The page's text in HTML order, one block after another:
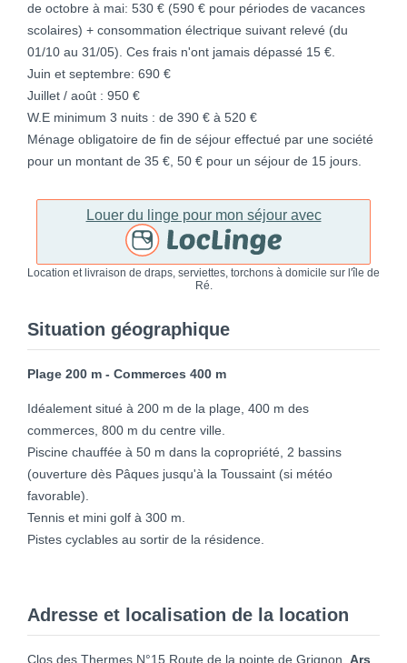
de octobre à mai: 530 € (590 € pour périodes de vacances
scolaires) + consommation électrique suivant relevé (du
01/10 au 31/05). Ces frais n'ont jamais dépassé 15 €.
Juin et septembre: 690 €
Juillet / août : 950 €
W.E minimum 3 nuits : de 390 € à 520 €
Ménage obligatoire de fin de séjour effectué par une société
pour un montant de 35 €, 50 € pour un séjour de 15 jours.
Louer du linge pour mon séjour avec
Location et livraison de draps, serviettes, torchons à domicile sur l'île de
Ré.
Situation géographique
Plage 200 m - Commerces 400 m
Idéalement situé à 200 m de la plage, 400 m des
commerces, 800 m du centre ville.
Piscine chauffée à 50 m dans la copropriété, 2 bassins
(ouverture dès Pâques jusqu'à la Toussaint (si météo
favorable).
Tennis et mini golf à 300 m.
Pistes cyclables au sortir de la résidence.
Adresse et localisation de la location
Clos des Thermes N°15 Route de la pointe de Grignon. Ars